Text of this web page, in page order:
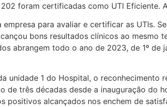
foram certificadas como UTI Eficiente.
para avaliar e certificar as UTIs.
bons resultados clínicos ao
abrangem todo o ano de 2023, de 1º
unidade 1 do Hospital, o
de três décadas desde a inauguração do
positivos alcançados nos enchem de